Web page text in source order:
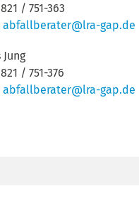
/ 751-363
abfallberater@lra-gap.de
Jung
/ 751-376
abfallberater@lra-gap.de